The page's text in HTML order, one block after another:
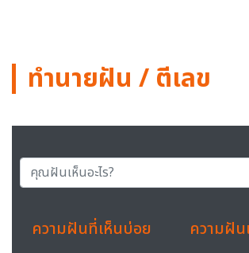
ทำนายฝัน / ตีเลข
ความฝันที่เห็นบ่อย ความฝั